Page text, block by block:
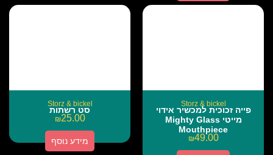
Storz & bickel
פייה זכוכית למכשיר אידוי
מייטי Mighty Glass
Mouthpiece
₪49.00
Storz & bickel
סט רשתות
₪25.00
מידע נוסף